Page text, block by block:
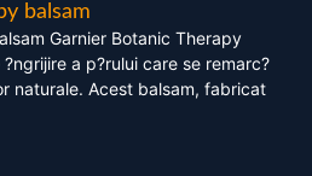
balsam
Garnier Botanic Therapy
a p?rului care se remarc?
naturale. Acest balsam, fabricat